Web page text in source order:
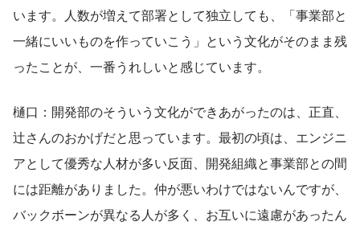
います。人数が増えて部署として独立しても、「事業部と
一緒にいいものを作っていこう」という文化がそのまま残
ったことが、一番うれしいと感じています。
樋口：開発部のそういう文化ができあがったのは、正直、
辻さんのおかげだと思っています。最初の頃は、エンジニ
アとして優秀な人材が多い反面、開発組織と事業部との間
には距離がありました。仲が悪いわけではないんですが、
バックボーンが異なる人が多く、お互いに遠慮があったん